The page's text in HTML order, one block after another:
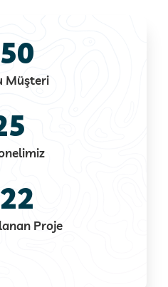
Müşteri
Proje